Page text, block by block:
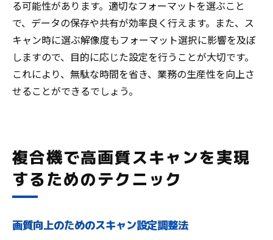
る可能性があります。適切なフォーマットを選ぶこと
で、データの保存や共有が効率良く行えます。また、ス
キャン時に選ぶ解像度もフォーマット選択に影響を及ぼ
しますので、目的に応じた設定を行うことが大切です。
これにより、無駄な時間を省き、業務の生産性を向上さ
せることができるでしょう。
複合機で高画質スキャンを実現
するためのテクニック
画質向上のためのスキャン設定調整法